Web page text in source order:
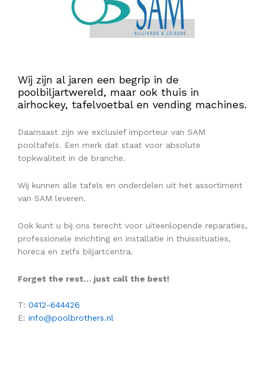
Wij zijn al jaren een begrip in de
poolbiljartwereld, maar ook thuis in
airhockey, tafelvoetbal en vending machines.
Daarnaast zijn we exclusief importeur van SAM
pooltafels. Een merk dat staat voor absolute
topkwaliteit in de branche.
Wij kunnen alle tafels en onderdelen uit het assortiment
van SAM leveren.
Ook kunt u bij ons terecht voor uiteenlopende reparaties,
professionele inrichting en installatie in thuissituaties,
horeca en zelfs biljartcentra.
Forget the rest… just call the best!
T: 0412-644426
E: info@poolbrothers.nl